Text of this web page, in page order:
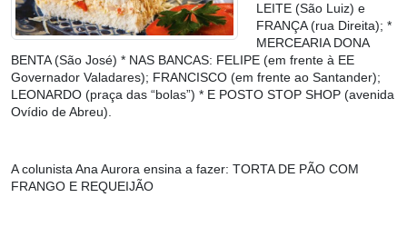
LEITE (São Luiz) e
FRANÇA (rua Direita); *
MERCEARIA DONA
BENTA (São José) * NAS BANCAS: FELIPE (em frente à EE
Governador Valadares); FRANCISCO (em frente ao Santander);
LEONARDO (praça das “bolas”) * E POSTO STOP SHOP (avenida
Ovídio de Abreu).
A colunista Ana Aurora ensina a fazer: TORTA DE PÃO COM
FRANGO E REQUEIJÃO